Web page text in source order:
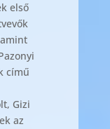
első
című
Gizi
az